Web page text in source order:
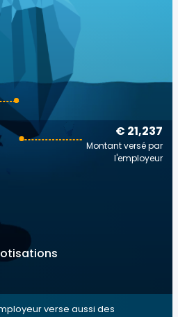
€ 21,237
Montant versé par
l'employeur
verse aussi des